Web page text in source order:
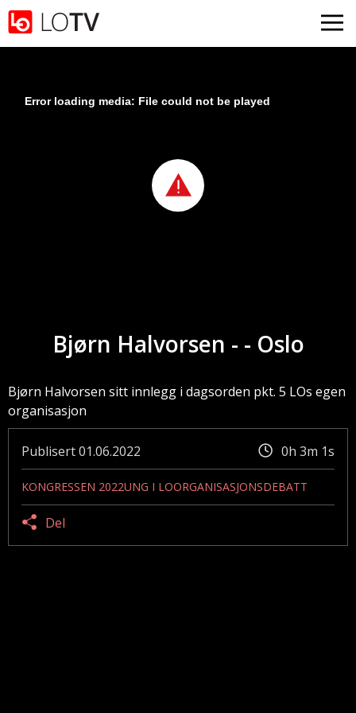
Gå til hovedinnhold
Error loading media: File could not be played
Bjørn Halvorsen - - Oslo
Bjørn Halvorsen sitt innlegg i dagsorden pkt. 5 LOs egen
organisasjon
Publisert01.06.2022 0h 3m 1s
KONGRESSEN 2022UNG I LOORGANISASJONSDEBATT
Del